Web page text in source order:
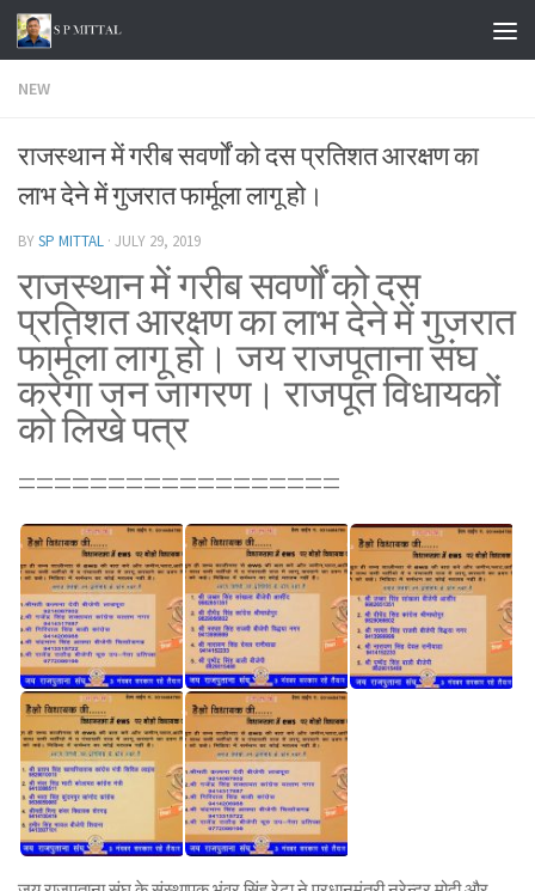
Skip to content
NEW
राजस्थान में गरीब सवर्णों को दस प्रतिशत आरक्षण का
लाभ देने में गुजरात फार्मूला लागू हो।
BYSP MITTAL · JULY 29, 2019
राजस्थान में गरीब सवर्णों को दस
प्रतिशत आरक्षण का लाभ देने में गुजरात
फार्मूला लागू हो। जय राजपूताना संघ
करेगा जन जागरण। राजपूत विधायकों
को लिखे पत्र
==================